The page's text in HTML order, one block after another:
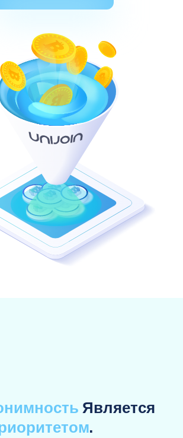
Является
.